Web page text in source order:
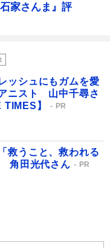
家さんま』評
ッシュにもガムを愛
ニスト 山中千尋さ
】
PR
救うこと、救われる
角田光代さん
PR